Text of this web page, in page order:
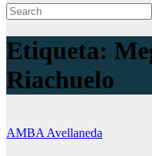
Etiqueta:
Riachuelo
AMBA Avellaneda